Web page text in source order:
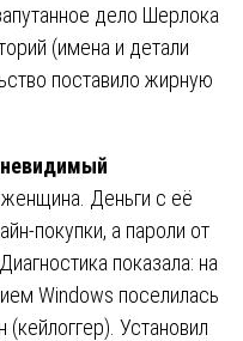
дело Шерлока
(имена и детали
поставило жирную
Деньги с её
покупки, а пароли от
показала: на
Windows поселилась
Установил